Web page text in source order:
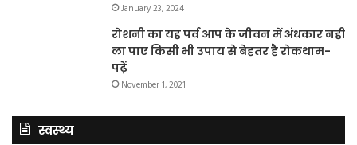
January 23, 2024
रोशनी का यह पर्व आप के जीवन में अंधकार नहीं
ला पाए किसी भी उपाय से बेहतर है रोकथाम-
पढ़ें
November 1, 2021
स्वस्थ्य